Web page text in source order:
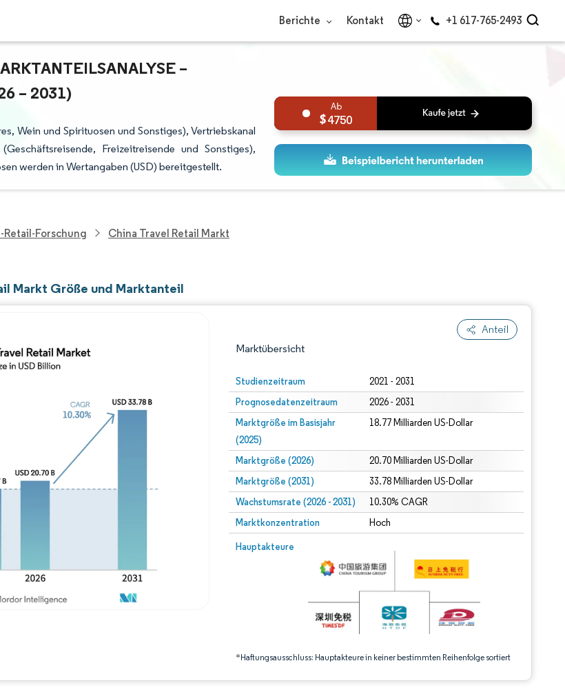
Berichte Kontakt +1 617-765-2493
– W
– 2031)
Wein und Spirituosen und Sonstiges), Vertriebskanal
Freizeitreisende und Sonstiges),
werden in Wertangaben (USD) bereitgestellt.
4750
Retail-Forschung China Travel Retail Markt
Markt Größe und Marktanteil
Anteil
Marktübersicht
Studienzeitraum 2021 - 2031
Prognosedatenzeitraum 2026 - 2031
Marktgröße im Basisjahr
(2025)
18.77 Milliarden US-Dollar
Marktgröße (2026) 20.70 Milliarden US-Dollar
Marktgröße (2031) 33.78 Milliarden US-Dollar
Wachstumsrate (2026 - 2031) 10.30% CAGR
Marktkonzentration Hoch
Hauptakteure
*Haftungsausschluss: Hauptakteure in keiner bestimmten Reihenfolge sortiert
Bild © Mordor Intelligence. Wiederverwendung erfordert Namensnennung gemäß CC BY 4.0.
Bild © Mordor Intelligence. Wiederverwendung erfordert Namensnennung gemäß CC BY 4.0.